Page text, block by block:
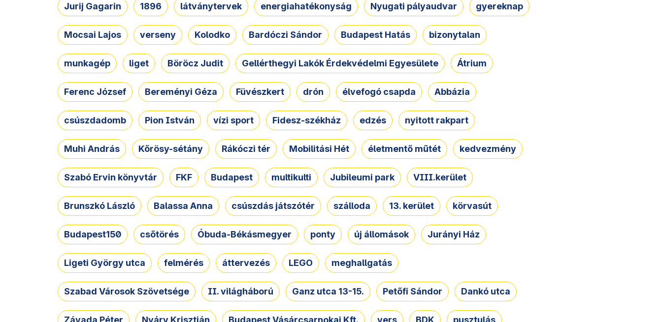
Jurij Gagarin 1896 látványtervek energiahatékonyság Nyugati pályaudvar gyereknap
Mocsai Lajos verseny Kolodko Bardóczi Sándor Budapest Hatás bizonytalan
munkagép liget Böröcz Judit Gellérthegyi Lakók Érdekvédelmi Egyesülete Átrium
Ferenc József Bereményi Géza Füvészkert drón élvefogó csapda Abbázia
csúszdadomb Pion István vízi sport Fidesz-székház edzés nyitott rakpart
Muhi András Kőrösy-sétány Rákóczi tér Mobilitási Hét életmentő műtét kedvezmény
Szabó Ervin könyvtár FKF Budapest multikulti Jubileumi park VIII.kerület
Brunszkó László Balassa Anna csúszdás játszótér szálloda 13. kerület körvasút
Budapest150 csőtörés Óbuda-Békásmegyer ponty új állomások Jurányi Ház
Ligeti György utca felmérés áttervezés LEGO meghallgatás
Szabad Városok Szövetsége II. világháború Ganz utca 13-15. Petőfi Sándor Dankó utca
Závada Péter Nyáry Krisztián Budapest Vásárcsarnokai Kft. vers BDK pusztulás